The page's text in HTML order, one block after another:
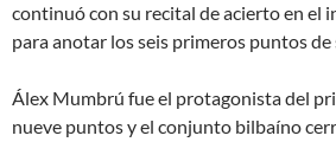
continuó con su recital de acierto en el
para anotar los seis primeros puntos de
Álex Mumbrú fue el protagonista del
nueve puntos y el conjunto bilbaíno